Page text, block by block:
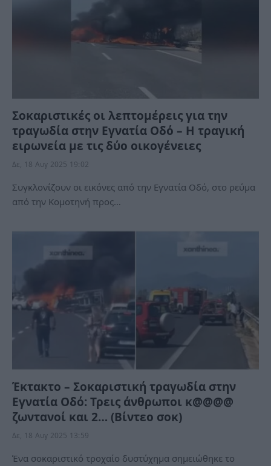
Σοκαριστικές οι λεπτομέρεις για την
τραγωδία στην Εγνατία Οδό – Η τραγική
ειρωνεία με τις δύο οικογένειες
Δε, 18 Αυγ 2025 19:02
Συγκλονίζουν οι εικόνες από την Εγνατία Οδό, στο ρεύμα
από την Κομοτηνή προς…
Έκτακτο – Σοκαριστική τραγωδία στην
Εγνατία Οδό: Τρεις άνθρωποι κ@@@@
ζωντανοί και 2… (Βίντεο σοκ)
Δε, 18 Αυγ 2025 13:59
Ένα σοκαριστικό τροχαίο δυστύχημα σημειώθηκε το